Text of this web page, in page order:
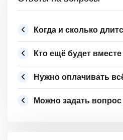
Когда и сколько
Кто ещё будет
Нужно оплачивать
Можно задать